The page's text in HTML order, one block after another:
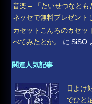
音楽 – 「たいせつなと
ネッセで無料プレゼント
カセットこんろのカセッ
べてみたとか。
にSiSO
関連人気記事
日よけ
でひと